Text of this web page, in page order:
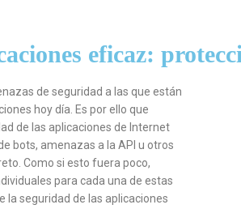
eficaz:
de seguridad a las que están
hoy día. Es por ello que
de las aplicaciones de Internet
bots, amenazas a la API u otros
Como si esto fuera poco,
para cada una de estas
la seguridad de las aplicaciones